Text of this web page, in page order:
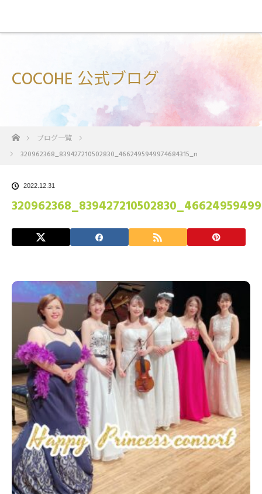
COCOHE 公式ブログ
ホームブログ一覧
320962368_839427210502830_4662495949974684315_n
2022.12.31